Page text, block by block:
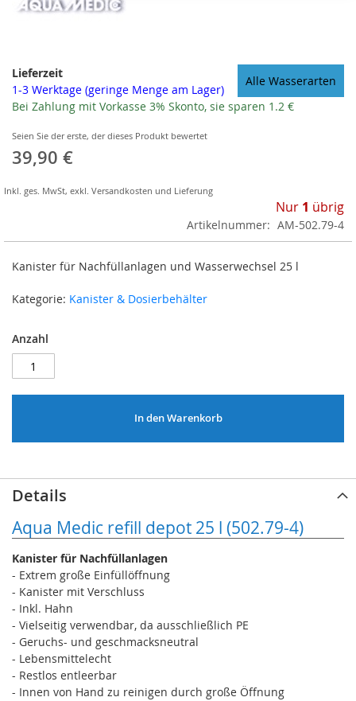
Alle Wasserarten
Lieferzeit
1-3 Werktage (geringe Menge am Lager)
Bei Zahlung mit Vorkasse 3% Skonto, sie sparen 1.2 €
Seien Sie der erste, der dieses Produkt bewertet
39,90 €
Inkl. ges. MwSt, exkl. Versandkosten und Lieferung
Nur 1 übrig
Artikelnummer AM-502.79-4
Kanister für Nachfüllanlagen und Wasserwechsel 25 l
Kategorie: Kanister & Dosierbehälter
Anzahl
In den Warenkorb
Details
Aqua Medic refill depot 25 l (502.79-4)
Kanister für Nachfüllanlagen
- Extrem große Einfüllöffnung
- Kanister mit Verschluss
- Inkl. Hahn
- Vielseitig verwendbar, da ausschließlich PE
- Geruchs- und geschmacksneutral
- Lebensmittelecht
- Restlos entleerbar
- Innen von Hand zu reinigen durch große Öffnung